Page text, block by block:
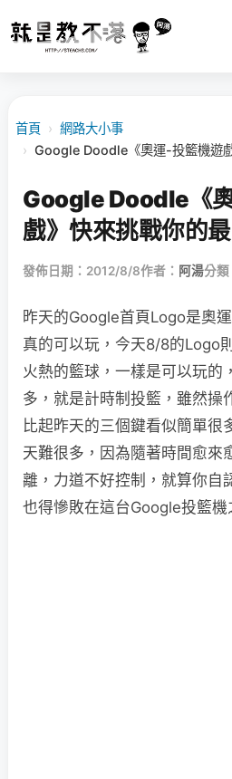
首頁 › 網路大小事
› Google Doodle《奧運-投籃機遊
Google Doodle《
戲》快來挑戰你的
發佈日期：2012/8/8作者： 阿湯分類
昨天的Google首頁Logo是奧
真的可以玩，今天8/8的Logo
火熱的籃球，一樣是可以玩的
多，就是計時制投籃，雖然操
比起昨天的三個鍵看似簡單很
天難很多，因為隨著時間愈來
離，力道不好控制，就算你自
也得慘敗在這台Google投籃機